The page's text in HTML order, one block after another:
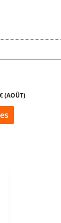
(AOÛT)